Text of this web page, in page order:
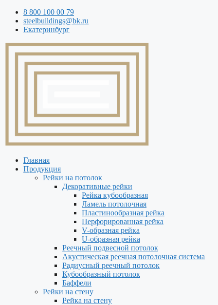
8 800 100 00 79
steelbuildings@bk.ru
Екатеринбург
Главная
Продукция
Рейки на потолок
Декоративные рейки
Рейка кубообразная
Ламель потолочная
Пластинообразная рейка
Перфорированная рейка
V-образная рейка
U-образная рейка
Реечный подвесной потолок
Акустическая реечная потолочная система
Радиусный реечный потолок
Кубообразный потолок
Баффели
Рейки на стену
Рейка на стену